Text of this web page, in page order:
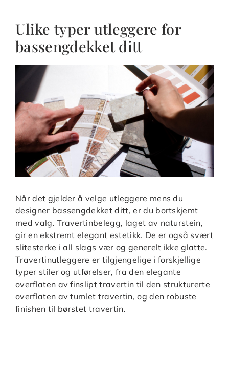
Ulike typer utleggere for
bassengdekket ditt
Når det gjelder å velge utleggere mens du
designer bassengdekket ditt, er du bortskjemt
med valg. Travertinbelegg, laget av naturstein,
gir en ekstremt elegant estetikk. De er også svært
slitesterke i all slags vær og generelt ikke glatte.
Travertinutleggere er tilgjengelige i forskjellige
typer stiler og utførelser, fra den elegante
overflaten av finslipt travertin til den strukturerte
overflaten av tumlet travertin, og den robuste
finishen til børstet travertin.